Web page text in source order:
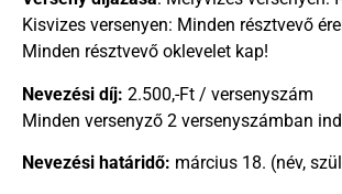
Kisvizes versenyen: Minden résztvevő
Minden résztvevő oklevelet kap!
Nevezési díj: 2.500,-Ft / versenyszám
Minden versenyző 2 versenyszámban
Nevezési határidő: március 18. (név,